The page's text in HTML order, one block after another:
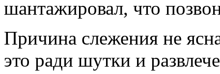
шантажировал, что
Причина слежения не
это ради шутки и